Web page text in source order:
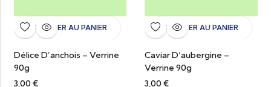
AJOUTER AU PANIER
Délice D’anchois – Verrine
90g
3,00 €
AJOUTER AU PANIER
Caviar D’aubergine –
Verrine 90g
3,00 €